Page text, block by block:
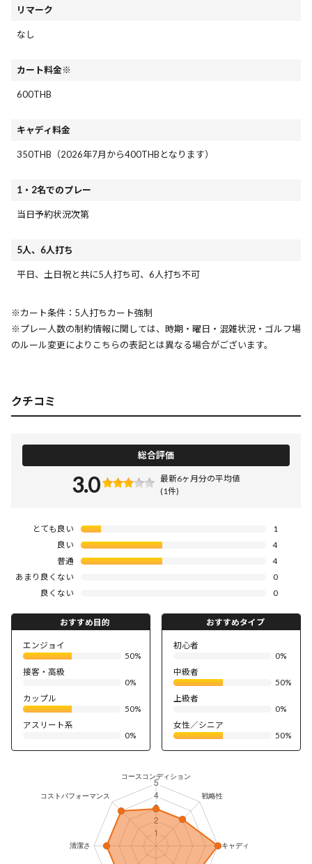
リマーク
なし
カート料金※
600THB
キャディ料金
350THB（2026年7月から400THBとなります）
1・2名でのプレー
当日予約状況次第
5人、6人打ち
平日、土日祝と共に5人打ち可、6人打ち不可
※カート条件：5人打ちカート強制
※プレー人数の制約情報に関しては、時期・曜日・混雑状況・ゴルフ場
のルール変更によりこちらの表記とは異なる場合がございます。
クチコミ
総合評価
3.0
最新6ヶ月分の平均値
(1件)
とても良い
1
良い
4
普通
4
あまり良くない
0
良くない
0
おすすめ目的
エンジョイ
50%
接客・高級
0%
カップル
50%
アスリート系
0%
おすすめタイプ
初心者
0%
中級者
50%
上級者
0%
女性／シニア
50%